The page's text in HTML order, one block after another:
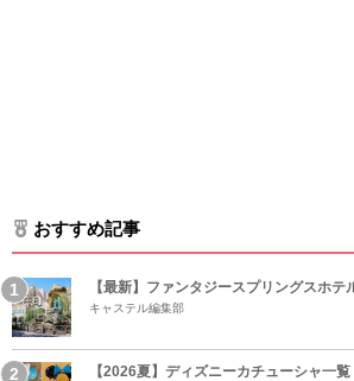
おすすめ記事
【最新】ファンタジースプリングスホ
キャステル編集部
【2026夏】ディズニーカチューシャ一